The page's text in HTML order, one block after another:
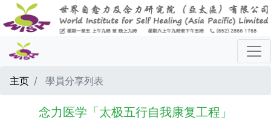
主页 學員分享列表
念力医学「太极五行自我康复工程」